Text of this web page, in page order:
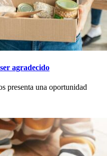
agradecido
presenta una oportunidad